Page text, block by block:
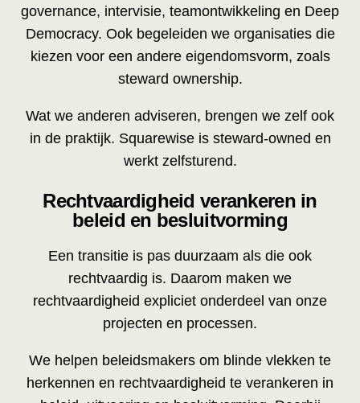
governance, intervisie, teamontwikkeling en Deep
Democracy. Ook begeleiden we organisaties die
kiezen voor een andere eigendomsvorm, zoals
steward ownership.
Wat we anderen adviseren, brengen we zelf ook
in de praktijk. Squarewise is steward-owned en
werkt zelfsturend.
Rechtvaardigheid verankeren in
beleid en besluitvorming
Een transitie is pas duurzaam als die ook
rechtvaardig is. Daarom maken we
rechtvaardigheid expliciet onderdeel van onze
projecten en processen.
We helpen beleidsmakers om blinde vlekken te
herkennen en rechtvaardigheid te verankeren in